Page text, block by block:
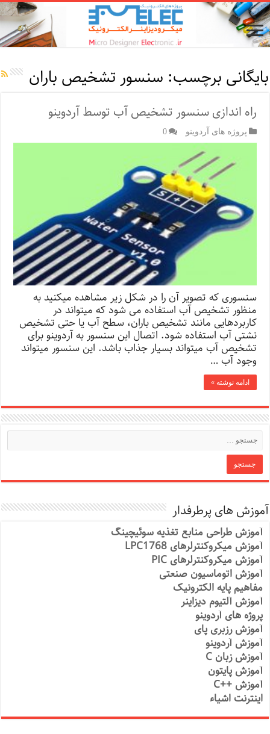
بایگانی برچسب: سنسور تشخیص باران
راه اندازی سنسور تشخیص آب توسط آردوینو
پروژه های آردوینو 0
سنسوری که تصویر آن را در شکل زیر مشاهده میکنید به
منظور تشخیص آب استفاده می شود که میتواند در
کاربردهایی مانند تشخیص باران، سطح آب یا حتی تشخیص
نشتی آب استفاده شود. اتصال این سنسور به آردوینو برای
تشخیص آب میتواند بسیار جذاب باشد. این سنسور میتواند
وجود آب …
ادامه نوشته »
آموزش های پرطرفدار
آموزش طراحی منابع تغذیه سوئیچینگ
آموزش میکروکنترلرهای LPC1768
آموزش میکروکنترلرهای PIC
آموزش اتوماسیون صنعتی
مفاهیم پایه الکترونیک
آموزش آلتیوم دیزاینر
پروژه های آردوینو
آموزش رزبری پای
آموزش آردوینو
آموزش زبان C
آموزش پایتون
آموزش ++C
اینترنت اشیاء